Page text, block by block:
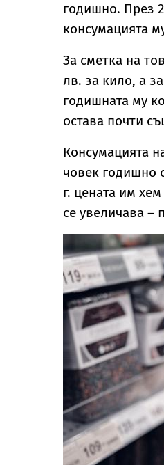
годишно. През
консумацията
За сметка на
лв. за кило, а
годишната му
остава почти
Консумацията
човек годишно
г. цената им
се увеличава –